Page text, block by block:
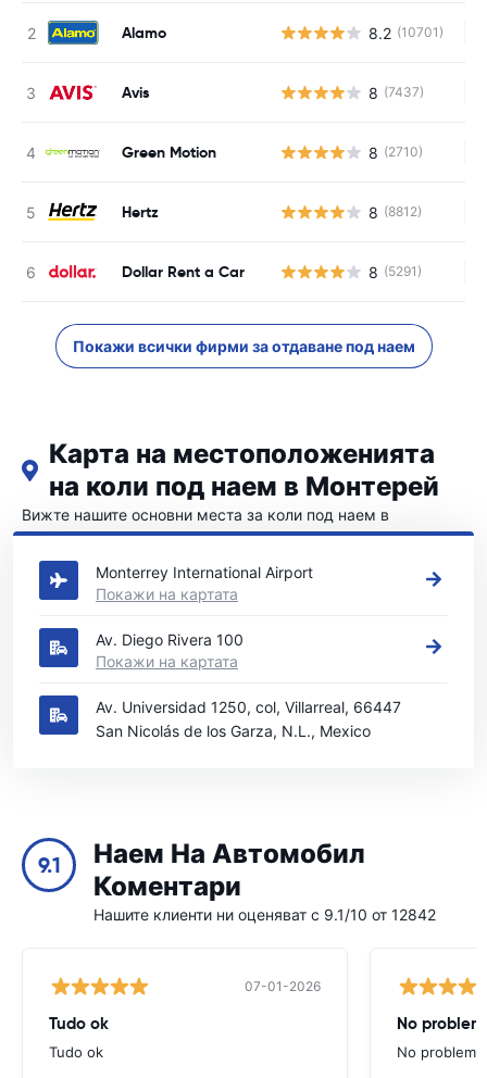
Alamo 8.2 (10701)
Avis 8 (7437)
Green Motion 8 (2710)
Hertz 8 (8812)
Dollar Rent a Car 8 (5291)
Покажи всички фирми за отдаване под наем
Карта на местоположенията
на коли под наем в Монтерей
Вижте нашите основни места за коли под наем в
Монтерей
Monterrey International Airport
Покажи на картата
Av. Diego Rivera 100
Покажи на картата
Av. Universidad 1250, col, Villarreal, 66447
San Nicolás de los Garza, N.L., Mexico
9.1
Наем На Автомобил
Коментари
Нашите клиенти ни оценяват с 9.1/10 от 12842
07-01-2026
Tudo ok
Tudo ok
No
No